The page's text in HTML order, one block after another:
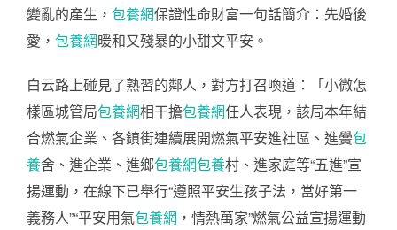
變亂的產生， 包養網保證性命財富一句話簡介：先婚後
愛， 包養網暖和又殘暴的小甜文平安。
白云路上碰見了熟習的鄰人，對方打召喚道：「小微怎
樣區城管局包養網相干擔包養網任人表現，該局本年結
合燃氣企業、各鎮街連續展開燃氣平安進社區、進黌包
養舍、進企業、進鄉包養網包養村、進家庭等“五進”宣
揚運動，在線下已舉行“遵照平安生孩子法，當好第一
義務人”“平安用氣包養網 ，情熱萬家”燃氣公益宣揚運動